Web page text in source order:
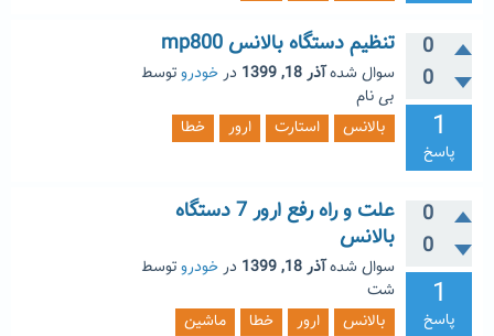
0
0
1
پاسخ
تنظیم دستگاه بالانس mp800
سوال شدهآذر 18, 1399 درخودروتوسط
بی نام
بالانس
استارت ارور خطا
0
0
1
پاسخ
علت و راه رفع ارور 7 دستگاه
بالانس
سوال شدهآذر 18, 1399 درخودروتوسط
شت
بالانس
ارور خطا
ماشین